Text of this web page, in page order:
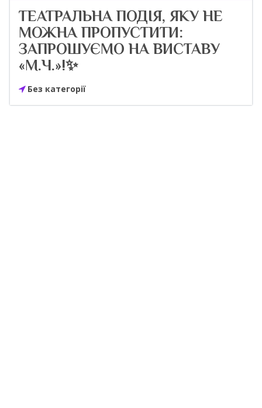
ТЕАТРАЛЬНА ПОДІЯ, ЯКУ НЕ
МОЖНА ПРОПУСТИТИ:
ЗАПРОШУЄМО НА ВИСТАВУ
«М.Ч.»!✨
Без категорії